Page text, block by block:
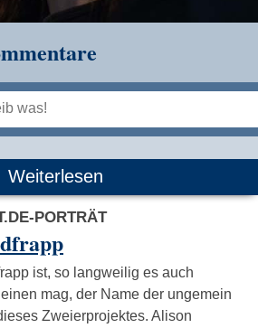
Weiterlesen
PORTRÄT
ist, so langweilig es auch
mag, der Name der ungemein
Zweierprojektes. Alison